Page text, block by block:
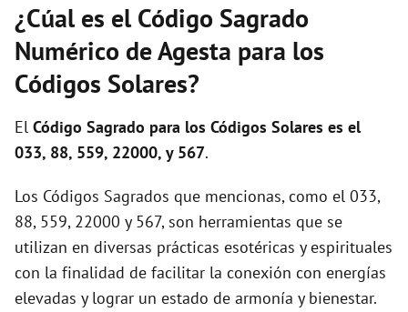
V
d
e
o
¿Cúal es el Código Sagrado
Numérico de Agesta para los
Códigos Solares?
El Código Sagrado para los Códigos Solares es el
033, 88, 559, 22000, y 567.
Los Códigos Sagrados que mencionas, como el 033,
88, 559, 22000 y 567, son herramientas que se
utilizan en diversas prácticas esotéricas y espirituales
con la finalidad de facilitar la conexión con energías
elevadas y lograr un estado de armonía y bienestar.